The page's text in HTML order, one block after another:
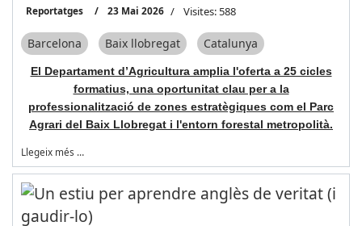
Reportatges 23 Mai 2026 Visites: 588
Barcelona Baix llobregat Catalunya
El Departament d’Agricultura amplia l'oferta a 25 cicles
formatius, una oportunitat clau per a la
professionalització de zones estratègiques com el Parc
Agrari del Baix Llobregat i l'entorn forestal metropolità.
Llegeix més …